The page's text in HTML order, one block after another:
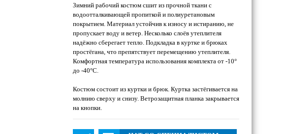
Зимний рабочий костюм сшит из прочной ткани с
водоотталкивающей пропиткой и полиуретановым
покрытием. Материал устойчив к износу и истиранию, не
пропускает воду и ветер. Несколько слоёв утеплителя
надёжно сберегает тепло. Подкладка в куртке и брюках
простёгана, что препятствует перемещению утеплителя.
Комфортная температура использования комплекта от -10°
до -40°С.
Костюм состоит из куртки и брюк. Куртка застёгивается на
молнию сверху и снизу. Ветрозащитная планка закрывается
на кнопки.